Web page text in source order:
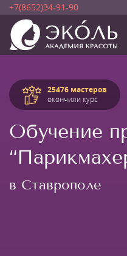
+7(8652)34-91-90
25476 мастеров
окончили курс
Обучение
в Ставрополе